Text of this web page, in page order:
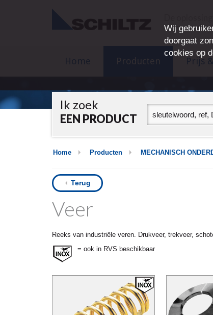
De
Home Producten Prijs
Ik zoek
EEN PRODUCT
Home Producten MECHANISCH
Terug
Veer
Reeks van industriële veren. Drukveer, trekveer,
= ook in RVS beschikbaar
Wij
doorgaat
cookies op